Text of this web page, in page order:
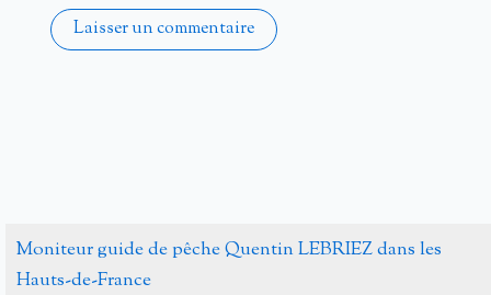
Moniteur guide de pêche Quentin LEBRIEZ dans les
Hauts-de-France